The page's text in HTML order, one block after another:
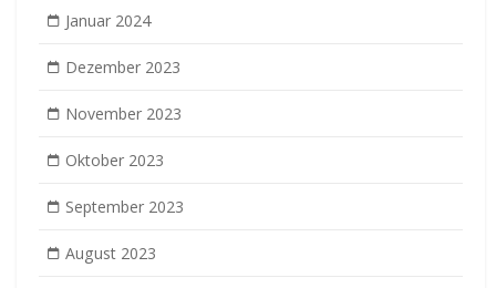
Januar 2024
Dezember 2023
November 2023
Oktober 2023
September 2023
August 2023